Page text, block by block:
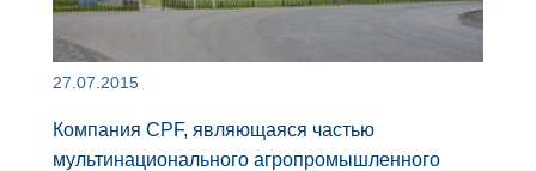
27.07.2015
Компания CPF, являющаяся частью
мультинационального агропромышленного